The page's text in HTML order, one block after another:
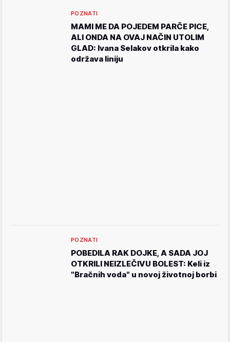
POZNATI
MAMI ME DA POJEDEM PARČE PICE,
ALI ONDA NA OVAJ NAČIN UTOLIM
GLAD: Ivana Selakov otkrila kako
održava liniju
POZNATI
POBEDILA RAK DOJKE, A SADA JOJ
OTKRILI NEIZLEČIVU BOLEST: Keli iz
"Bračnih voda" u novoj životnoj borbi